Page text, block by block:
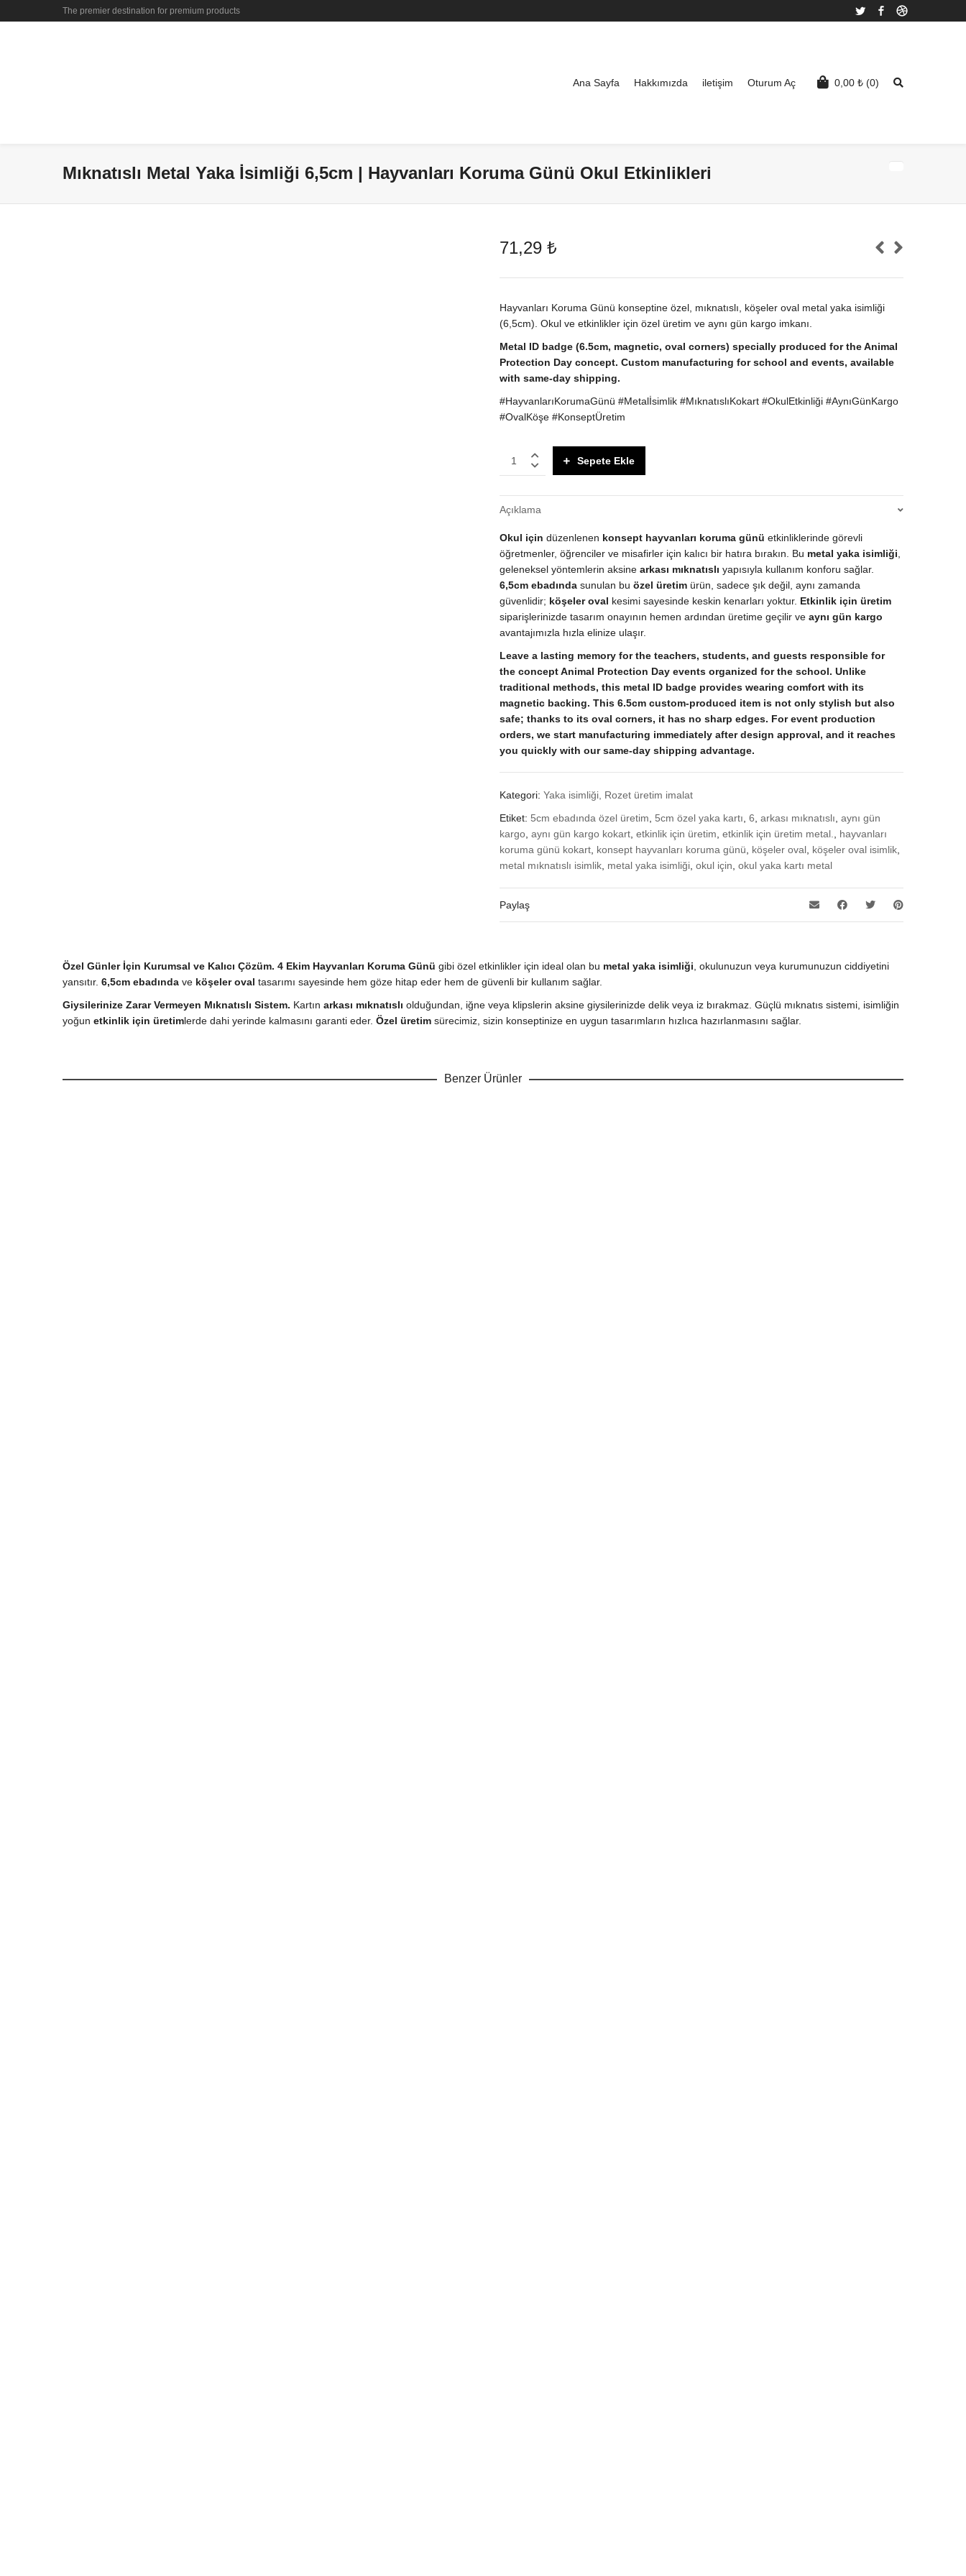
The premier destination for premium products Twitter Facebook
0,00 ₺ (0)
Ana Sayfa Hakkımızda iletişim Oturum Aç
Mıknatıslı Metal Yaka İsimliği 6,5cm | Hayvanları Koruma Günü Okul Etkinlikleri
71,29₺
Hayvanları Koruma Günü konseptine özel, mıknatıslı, köşeler oval metal yaka isimliği
(6,5cm). Okul ve etkinlikler için özel üretim ve aynı gün kargo imkanı.
Metal ID badge (6.5cm, magnetic, oval corners) specially produced for the Animal
Protection Day concept. Custom manufacturing for school and events, available
with same-day shipping.
#HayvanlarıKorumaGünü #Metalİsimlik #MıknatıslıKokart #OkulEtkinliği #AynıGünKargo
#OvalKöşe #KonseptÜretim
Yaka
(6,5cm,
Mıknatıslı)
Hayvanları
Koruma
Günü
Okul
Etkinliği
Konsepti
quantity
Sepete Ekle
Açıklama
Okul için düzenlenen konsept hayvanları koruma günü etkinliklerinde görevli
öğretmenler, öğrenciler ve misafirler için kalıcı bir hatıra bırakın. Bu metal yaka isimliği
geleneksel yöntemlerin aksinearkası mıknatıslı yapısıyla kullanım konforu sağlar.
6,5cm ebadında sunulan buözel üretim ürün, sadece şık değil, aynı zamanda
güvenlidir; köşeler oval kesimi sayesinde keskin kenarları yoktur. Etkinlik için üretim
siparişlerinizde tasarım onayının hemen ardından üretime geçilir veaynı gün kargo
avantajımızla hızla elinize ulaşır.
Leave a lasting memory for the teachers, students, and guests responsible for
the concept Animal Protection Day events organized for the school. Unlike
traditional methods, this metal ID badge provides wearing comfort with its
magnetic backing. This 6.5cm custom-produced item is not only stylish but also
safe; thanks to its oval corners, it has no sharp edges. For event production
orders, we start manufacturing immediately after design approval, and it reaches
you quickly with our same-day shipping advantage.
Kategori:Yaka isimliği, Rozet üretim imalat
Etiket: 5cm ebadında özel üretim 5cm özel yaka kartı ,6 ,arkası mıknatıslı ,aynı gün
kargo ,aynı gün kargo kokart ,etkinlik için üretim ,etkinlik için üretim metal.
hayvanları
koruma günü kokart konsept hayvanları koruma günü köşeler oval köşeler oval isimlik
metal mıknatıslı isimlik metal yaka isimliği ,okul için ,okul yaka kartı metal
Paylaş
Özel Günler İçin Kurumsal ve Kalıcı Çözüm. 4 Ekim Hayvanları Koruma Günü gibi özel etkinlikler için ideal olan bu metal yaka isimliği , okulunuzun veya kurumunuzun ciddiyetini
yansıtır. 6,5cm ebadında ve köşeler oval tasarımı sayesinde hem göze hitap eder hem de güvenli bir kullanım sağlar.
Giysilerinize Zarar Vermeyen Mıknatıslı Sistem. Kartın arkası mıknatıslı olduğundan, iğne veya klipslerin aksine giysilerinizde delik veya iz bırakmaz. Güçlü mıknatıs sistemi, isimliğin
yoğun etkinlik için üretimlerde dahi yerinde kalmasını garanti eder. Özel üretim sürecimiz, sizin konseptinize en uygun tasarımların hızlıca hazırlanmasını sağlar.
Benzer Ürünler